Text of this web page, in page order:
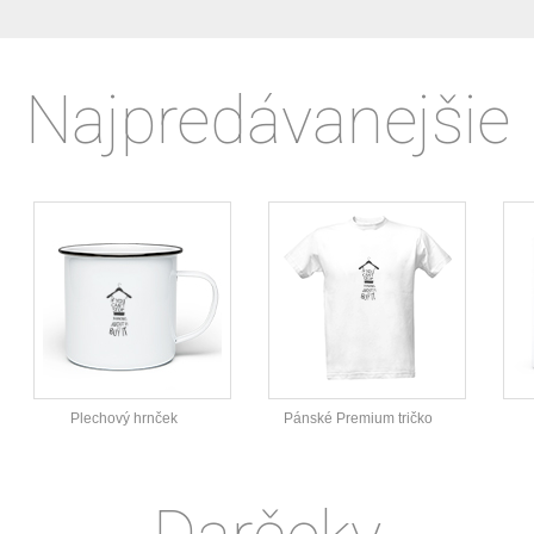
Najpredávanejšie
Plechový hrnček Pánské Premium tričko